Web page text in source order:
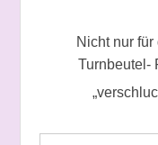
Nicht nur
Turnbeutel-